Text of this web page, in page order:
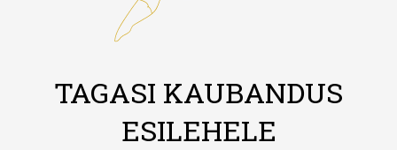
TAGASI KAUBANDUS
ESILEHELE